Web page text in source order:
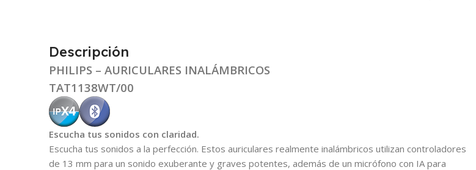
Descripción
PHILIPS – AURICULARES INALÁMBRICOS
TAT1138WT/00
Escucha tus sonidos con claridad.
Escucha tus sonidos a la perfección. Estos auriculares realmente inalámbricos utilizan controladores
de 13 mm para un sonido exuberante y graves potentes, además de un micrófono con IA para